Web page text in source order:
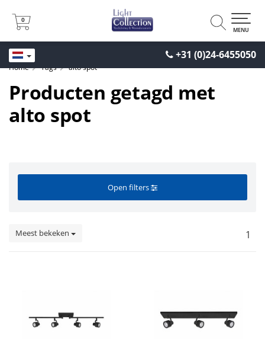
+31 (0)24-6455050
0
0
MENU
Home Tags alto spot
Producten getagd met
alto spot
Open filters
Meest bekeken 1